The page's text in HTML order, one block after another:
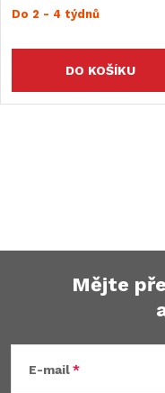
cena:
Do 2 - 4 týdnů
DO KOŠÍKU
Mějte
E-mail